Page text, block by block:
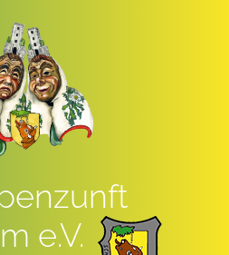
e.V.